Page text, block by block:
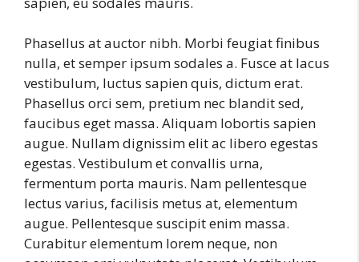
Phasellus at auctor nibh. Morbi feugiat finibus
nulla, et semper ipsum sodales a. Fusce at lacus
vestibulum, luctus sapien quis, dictum erat.
Phasellus orci sem, pretium nec blandit sed,
faucibus eget massa. Aliquam lobortis sapien
augue. Nullam dignissim elit ac libero egestas
egestas. Vestibulum et convallis urna,
fermentum porta mauris. Nam pellentesque
lectus varius, facilisis metus at, elementum
augue. Pellentesque suscipit enim massa.
Curabitur elementum lorem neque, non